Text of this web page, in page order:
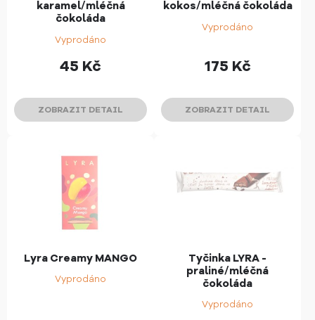
karamel/mléčná
čokoláda
Vyprodáno
45 Kč
ZOBRAZIT DETAIL
kokos/mléčná čokoláda
Vyprodáno
175 Kč
ZOBRAZIT DETAIL
Lyra Creamy MANGO
Vyprodáno
Tyčinka LYRA -
praliné/mléčná
čokoláda
Vyprodáno